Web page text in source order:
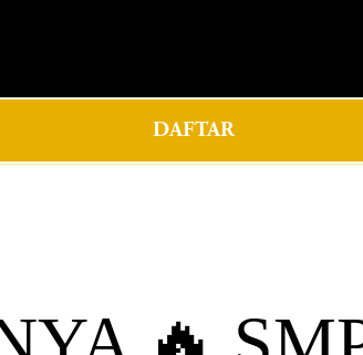
DAFTAR